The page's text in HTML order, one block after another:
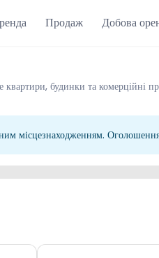
Продаж Добова
квартири, будинки та
місцезнаходженням.